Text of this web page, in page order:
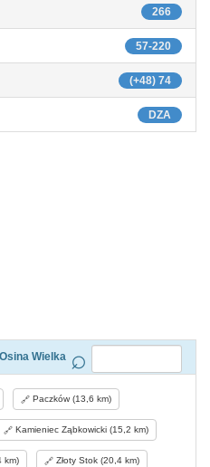
266
57-220
(+48) 74
DZA
Wielka
Paczków (13,6 km)
Kamieniec Ząbkowicki (15,2 km)
km) Złoty Stok (20,4 km)